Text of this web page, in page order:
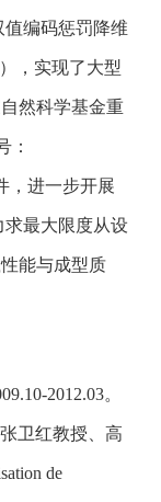
编码惩罚降维
，实现了大型
然科学基金重
：
，进一步开展
最大限度从设
能与成型质
2012.03。
卫红教授、高
de